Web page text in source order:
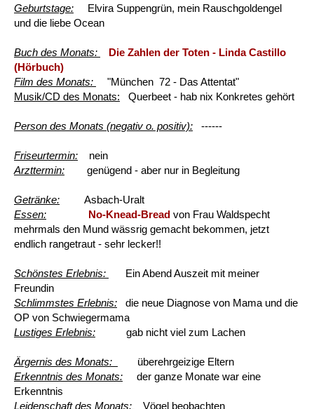
Geburtstage: Elvira Suppengrün, mein Rauschgoldengel
und die liebe Ocean
Buch des Monats:
Die Zahlen der Toten - Linda Castillo
(Hörbuch)
Film des Monats:
"München 72 - Das Attentat"
Musik/CD des Monats: Querbeet - hab nix Konkretes gehört
Person des Monats (negativ o. positiv): ------
Friseurtermin: nein
Arzttermin: genügend - aber nur in Begleitung
Getränke:
Asbach-Uralt
Essen:
No-Knead-Bread von Frau Waldspecht
mehrmals den Mund wässrig gemacht bekommen, jetzt
endlich rangetraut - sehr lecker!!
Schönstes Erlebnis:
Ein Abend Auszeit mit meiner
Freundin
Schlimmstes Erlebnis: die neue Diagnose von Mama und die
OP von Schwiegermama
Lustiges Erlebnis: gab nicht viel zum Lachen
Ärgernis des Monats:
überehrgeizige Eltern
Erkenntnis des Monats: der ganze Monate war eine
Erkenntnis
Leidenschaft des Monats:
Vögel beobachten